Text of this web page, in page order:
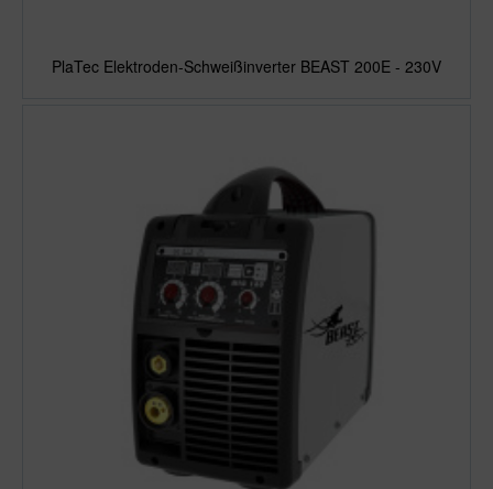
PlaTec Elektroden-Schweißinverter BEAST 200E - 230V